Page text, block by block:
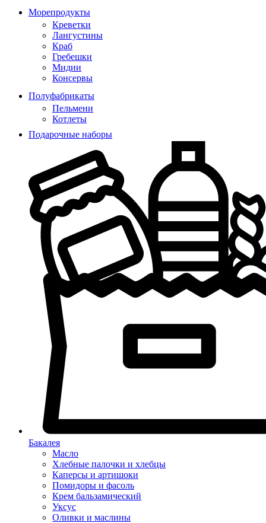
Морепродукты
Креветки
Лангустины
Краб
Гребешки
Мидии
Консервы
Полуфабрикаты
Пельмени
Котлеты
Подарочные наборы
Бакалея
Масло
Хлебные палочки и хлебцы
Каперсы и артишоки
Помидоры и фасоль
Крем бальзамический
Уксус
Оливки и маслины